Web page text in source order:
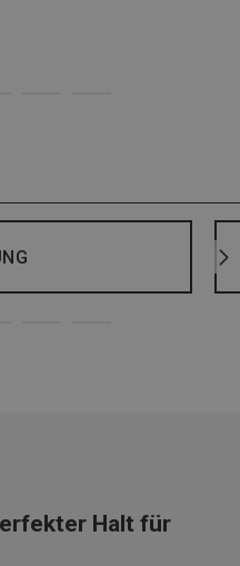
Halt für